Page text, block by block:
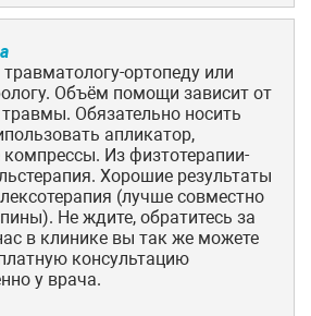
ортопеду или
Объём помощи зависит от
Обязательно носить
апликатор,
Из физтотерапии-
Хорошие результаты
(лучше совместно
Не ждите, обратитесь за
в клинике вы так же можете
консультацию
у врача.